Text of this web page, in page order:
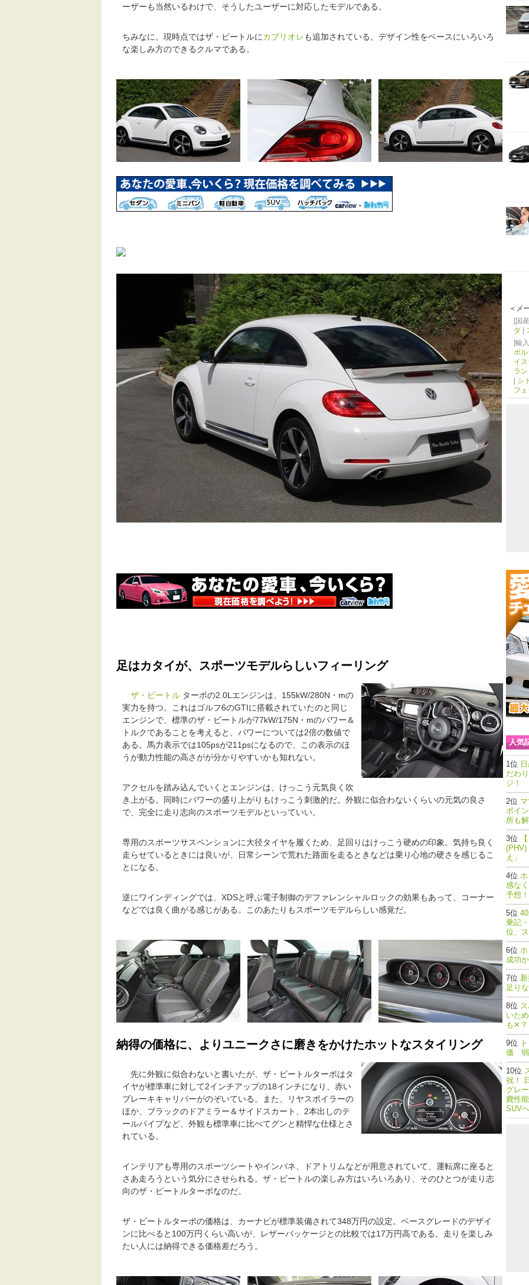
ーザーも当然いるわけで、そうしたユーザーに対応したモデルである。
ちみなに、現時点ではザ・ビートルにカブリオレも追加されている。デザイン性をベースにいろいろ
な楽しみ方のできるクルマである。
足はカタイが、スポーツモデルらしいフィーリング
ザ・ビートル ターボの2.0Lエンジンは、155kW/280N・mの
実力を持つ。これはゴルフ6のGTIに搭載されていたのと同じ
エンジンで、標準のザ・ビートルが77kW/175N・mのパワー＆
トルクであることを考えると、パワーについては2倍の数値で
ある。馬力表示では105psが211psになるので、この表示のほ
うが動力性能の高さがが分かりやすいかも知れない。
アクセルを踏み込んでいくとエンジンは、けっこう元気良く吹
き上がる。同時にパワーの盛り上がりもけっこう刺激的だ。外観に似合わないくらいの元気の良さ
で、完全に走り志向のスポーツモデルといっていい。
専用のスポーツサスペンションに大径タイヤを履くため、足回りはけっこう硬めの印象。気持ち良く
走らせているときには良いが、日常シーンで荒れた路面を走るときなどは乗り心地の硬さを感じるこ
とになる。
逆にワインディングでは、XDSと呼ぶ電子制御のデファレンシャルロックの効果もあって、コーナー
などでは良く曲がる感じがある。このあたりもスポーツモデルらしい感覚だ。
納得の価格に、よりユニークさに磨きをかけたホットなスタイリング
先に外観に似合わないと書いたが、ザ・ビートルターボはタ
イヤが標準車に対して2インチアップの18インチになり、赤い
ブレーキキャリパーがのぞいている。また、リヤスポイラーの
ほか、ブラックのドアミラー＆サイドスカート、2本出しのテ
ールパイプなど、外観も標準車に比べてグンと精悍な仕様とさ
れている。
インテリアも専用のスポーツシートやインパネ、ドアトリムなどが用意されていて、運転席に座ると
さあ走ろうという気分にさせられる。ザ・ビートルの楽しみ方はいろいろあり、そのひとつが走り志
向のザ・ビートルターボなのだ。
ザ・ビートルターボの価格は、カーナビが標準装備されて348万円の設定。ベースグレードのデザイ
ンに比べると100万円くらい高いが、レザーパッケージとの比較では17万円高である。走りを楽しみ
たい人には納得できる価格差だろう。
＜メ
[国
ダ
[輸
ポ
イ
ラ
シ
フ
人気
だわ
ジ！
ポイ
所も
(PHV)
え」
感な
予想！
乗記
位、
成功
足り
いた
も✕？
価 弱
祝！
グレ
費性
SUV